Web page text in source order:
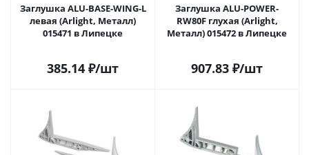
Заглушка ALU-BASE-WING-L
левая (Arlight, Металл)
015471 в Липецке
385.14 ₽/шт
Заглушка ALU-POWER-
RW80F глухая (Arlight,
Металл) 015472 в Липецке
907.83 ₽/шт